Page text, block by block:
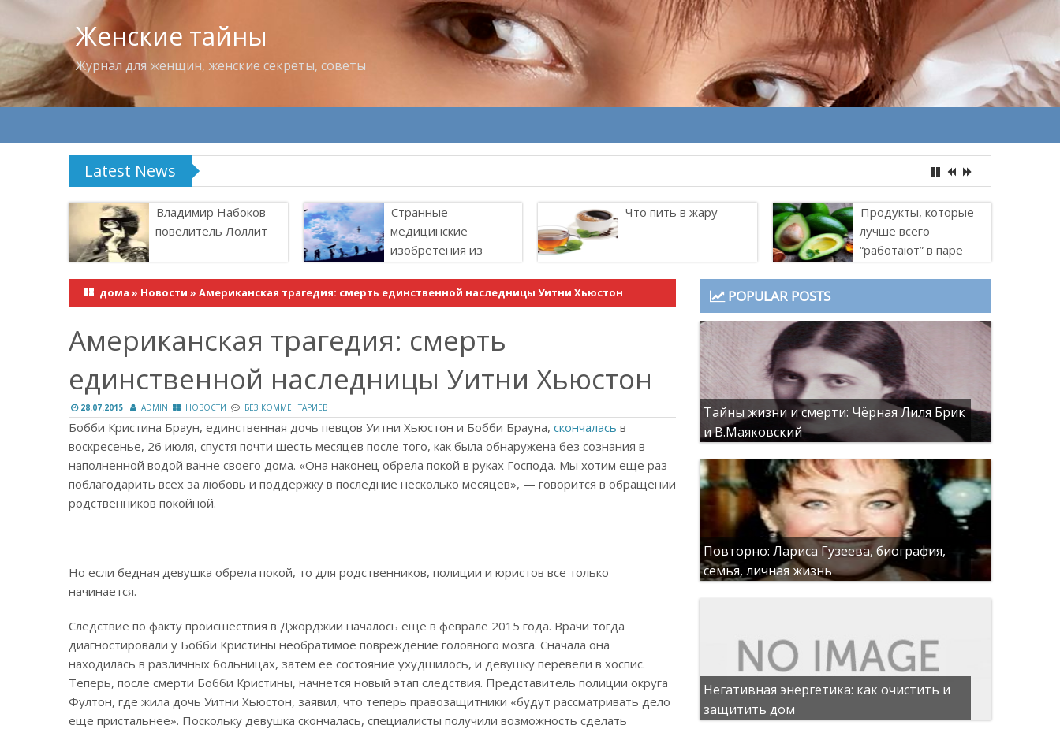
Женские тайны
Журнал для женщин, женские секреты, советы
Latest News
Владимир Набоков —
повелитель Лоллит
Странные
медицинские
изобретения из
Что пить в жару
Продукты, которые
лучше всего
“работают” в паре
дома » Новости » Американская трагедия: смерть единственной наследницы Уитни Хьюстон
Американская трагедия: смерть
единственной наследницы Уитни Хьюстон
28.07.2015 ADMIN НОВОСТИ БЕЗ КОММЕНТАРИЕВ
Бобби Кристина Браун, единственная дочь певцов Уитни Хьюстон и Бобби Брауна, скончалась в
воскресенье, 26 июля, спустя почти шесть месяцев после того, как была обнаружена без сознания в
наполненной водой ванне своего дома. «Она наконец обрела покой в руках Господа. Мы хотим еще раз
поблагодарить всех за любовь и поддержку в последние несколько месяцев», — говорится в обращении
родственников покойной.
Но если бедная девушка обрела покой, то для родственников, полиции и юристов все только
начинается.
Следствие по факту происшествия в Джорджии началось еще в феврале 2015 года. Врачи тогда
диагностировали у Бобби Кристины необратимое повреждение головного мозга. Сначала она
находилась в различных больницах, затем ее состояние ухудшилось, и девушку перевели в хоспис.
Теперь, после смерти Бобби Кристины, начнется новый этап следствия. Представитель полиции округа
Фултон, где жила дочь Уитни Хьюстон, заявил, что теперь правозащитники «будут рассматривать дело
еще пристальнее». Поскольку девушка скончалась, специалисты получили возможность сделать
POPULAR POSTS
Тайны жизни и смерти: Чёрная Лиля Брик
и В.Маяковский
Повторно: Лариса Гузеева, биография,
семья, личная жизнь
Негативная энергетика: как очистить и
защитить дом